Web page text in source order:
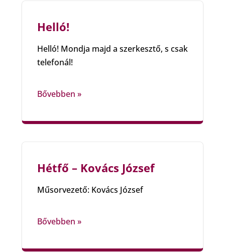
Helló!
Helló! Mondja majd a szerkesztő, s csak
telefonál!
Bővebben »
Hétfő – Kovács József
Műsorvezető: Kovács József
Bővebben »